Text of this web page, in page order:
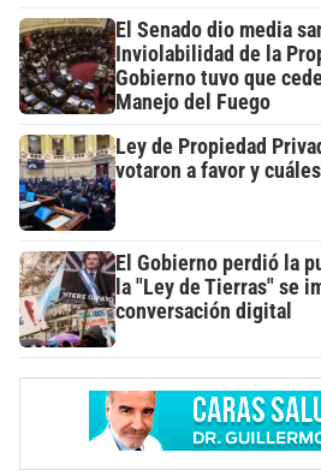
El Senado dio media
Inviolabilidad de la
Gobierno tuvo que
Manejo del Fuego
Ley de Propiedad
votaron a favor y
El Gobierno perdió la
la "Ley de Tierras" se
conversación digital